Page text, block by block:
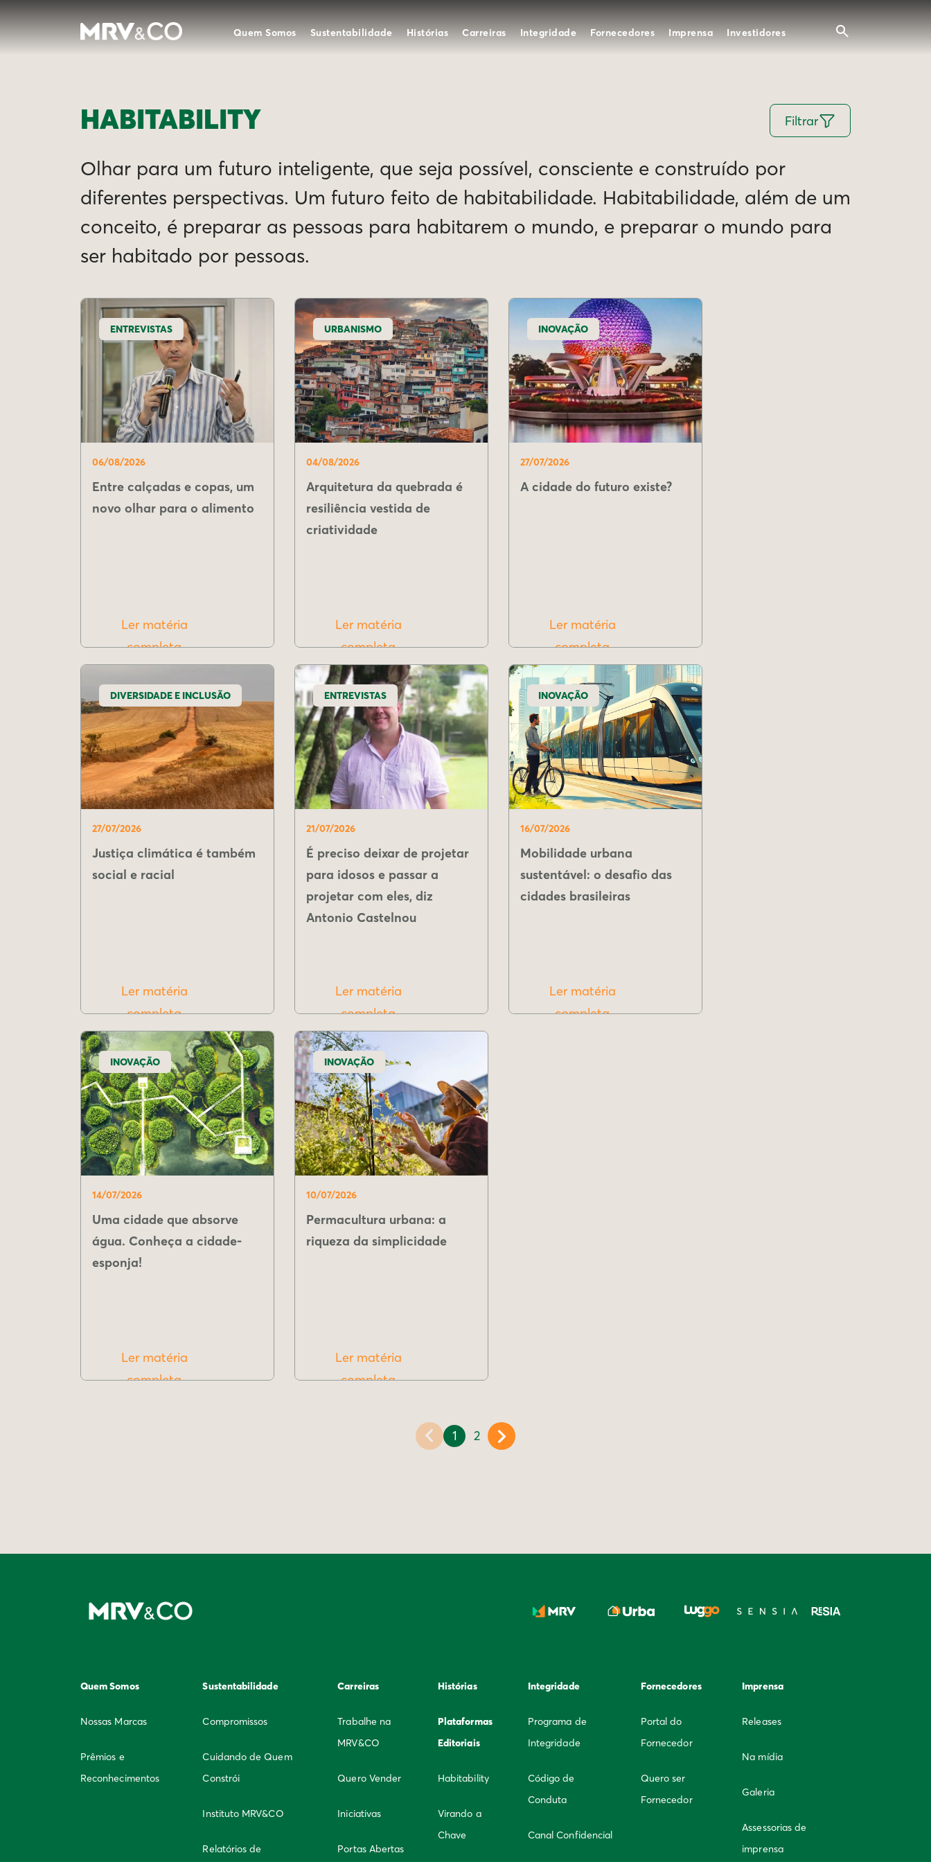
Quem Somos Sustentabilidade Histórias Carreiras Integridade Fornecedores Imprensa Investidores
HABITABILITY Filtrar
Olhar para um futuro inteligente, que seja possível, consciente e construído por
diferentes perspectivas. Um futuro feito de habitabilidade. Habitabilidade, além de um
conceito, é preparar as pessoas para habitarem o mundo, e preparar o mundo para
ser habitado por pessoas.
ENTREVISTAS
06/08/2026
Entre calçadas e copas, um
novo olhar para o alimento
Ler matéria
completa
URBANISMO
04/08/2026
Arquitetura da quebrada é
resiliência vestida de
criatividade
Ler matéria
completa
INOVAÇÃO
27/07/2026
A cidade do futuro existe?
Ler matéria
completa
DIVERSIDADE E INCLUSÃO
27/07/2026
Justiça climática é também
social e racial
Ler matéria
completa
ENTREVISTAS
21/07/2026
É preciso deixar de projetar
para idosos e passar a
projetar com eles, diz
Antonio Castelnou
Ler matéria
completa
INOVAÇÃO
16/07/2026
Mobilidade urbana
sustentável: o desafio das
cidades brasileiras
Ler matéria
completa
INOVAÇÃO
14/07/2026
Uma cidade que absorve
água. Conheça a cidade-
esponja!
Ler matéria
completa
INOVAÇÃO
10/07/2026
Permacultura urbana: a
riqueza da simplicidade
Ler matéria
completa
1 2
Quem Somos
Nossas Marcas
Prêmios e
Reconhecimentos
Sustentabilidade
Compromissos
Cuidando de Quem
Constrói
Instituto MRV&CO
Relatórios de
Carreiras
Trabalhe na
MRV&CO
Quero Vender
Iniciativas
Portas Abertas
Histórias
Plataformas
Editoriais
Habitability
Virando a
Chave
Integridade
Programa de
Integridade
Código de
Conduta
Canal Confidencial
Fornecedores
Portal do
Fornecedor
Quero ser
Fornecedor
Imprensa
Releases
Na mídia
Galeria
Assessorias de
imprensa